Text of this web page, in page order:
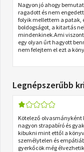
Nagyon jó ahogy
ragadott és nem
folyik mellettem a patak,
boldogságot, a kitartás
mindenkinek.Ami viszont
egy olyan űrt hagyott
nem felejtem el ezt a
Legnépszerűbb
Kötelező olvasmányként
nagyon strapabíró és
kibukni mint ettől a
személytelen és
gyerkőcök még